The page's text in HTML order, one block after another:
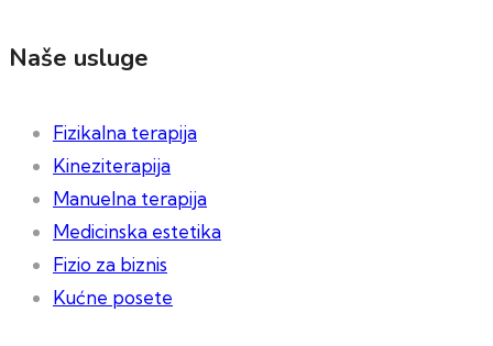
Naše usluge
Fizikalna terapija
Kineziterapija
Manuelna terapija
Medicinska estetika
Fizio za biznis
Kućne posete